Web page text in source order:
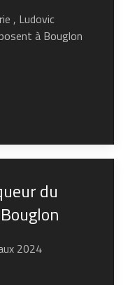
, Ludovic
à Bouglon
du
2024